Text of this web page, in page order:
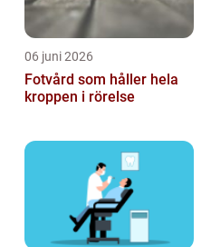
06 juni 2026
Fotvård som håller hela
kroppen i rörelse